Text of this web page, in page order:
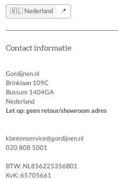
🇳🇱 Nederland 📍
Contact informatie
Gordijnen.nl
Brinklaan 109C
Bussum 1404GA
Nederland
Let op: geen retour/showroom adres
klantenservice@gordijnen.nl
020 808 5001
BTW: NL856225356B01
KvK: 65705661